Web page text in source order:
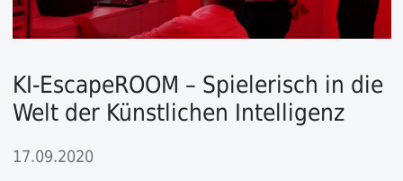
KI-EscapeROOM – Spielerisch in die
Welt der Künstlichen Intelligenz
17.09.2020